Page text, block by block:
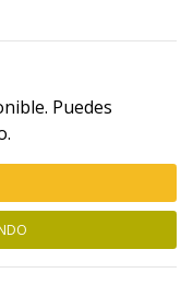
Puedes